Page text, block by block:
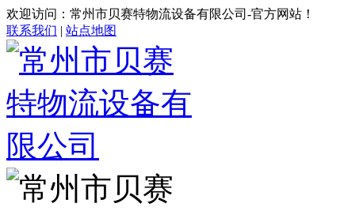
欢迎访问：常州市贝赛特物流设备有限公司-官方网站！
联系我们 | 站点地图